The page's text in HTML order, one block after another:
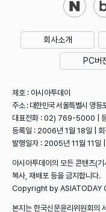
회사소개
PC버
제호 : 아시아투데이
주소 : 대한민국 서울특별시 영
대표전화 : 02) 769-5000 |
등록일 : 2006년 1월 18일 | 회
발행일자 : 2005년 11월 11일 |
아시아투데이의 모든 콘텐츠(
복사, 재배포 등을 금지합니다.
Copyright by ASIATODAY
본지는 한국신문윤리위원회의